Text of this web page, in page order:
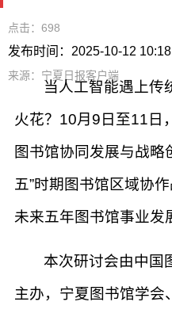
点击：698
发布时间：2025-10-12
来源：宁夏日报客户端
当人工智能遇上传
火花？10月9日至11日
图书馆协同发展与战
五”时期图书馆区域协
未来五年图书馆事业发
本次研讨会由中国
主办，宁夏图书馆学会